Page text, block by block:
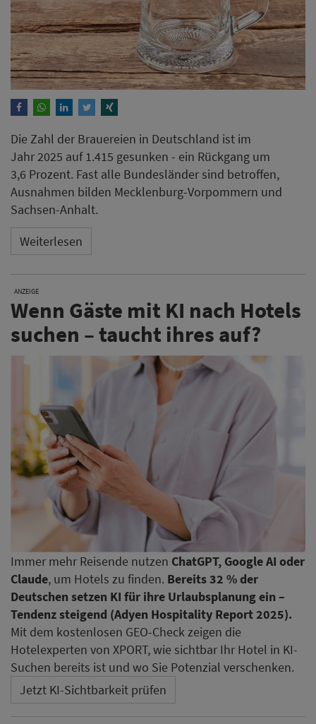
Die Zahl der Brauereien in Deutschland ist im
Jahr 2025 auf 1.415 gesunken - ein Rückgang um
3,6 Prozent. Fast alle Bundesländer sind betroffen,
Ausnahmen bilden Mecklenburg-Vorpommern und
Sachsen-Anhalt.
Weiterlesen
ANZEIGE
Wenn Gäste mit KI nach Hotels
suchen – taucht ihres auf?
Immer mehr Reisende nutzen ChatGPT, Google AI oder
Claude, um Hotels zu finden. Bereits 32 % der
Deutschen setzen KI für ihre Urlaubsplanung ein –
Tendenz steigend (Adyen Hospitality Report 2025).
Mit dem kostenlosen GEO-Check zeigen die
Hotelexperten von XPORT, wie sichtbar Ihr Hotel in KI-
Suchen bereits ist und wo Sie Potenzial verschenken.
Jetzt KI-Sichtbarkeit prüfen